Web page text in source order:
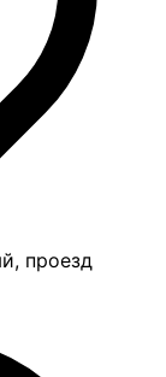
проезд